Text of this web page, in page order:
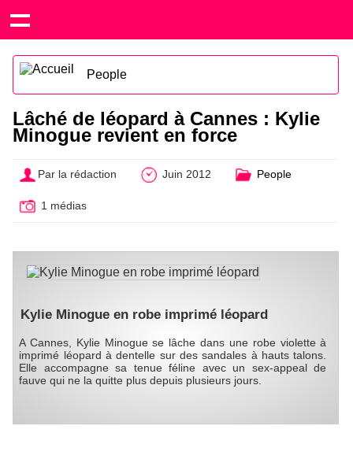
People
Lâché de léopard à Cannes : Kylie
Minogue revient en force
Par la rédaction Juin 2012 People
1 médias
Kylie Minogue en robe imprimé léopard
A Cannes, Kylie Minogue se lâche dans une robe violette à
imprimé léopard à dentelle sur des sandales à hauts talons.
Elle accompagne sa tenue féline avec un sex-appeal de
fauve qui ne la quitte plus depuis plusieurs jours.